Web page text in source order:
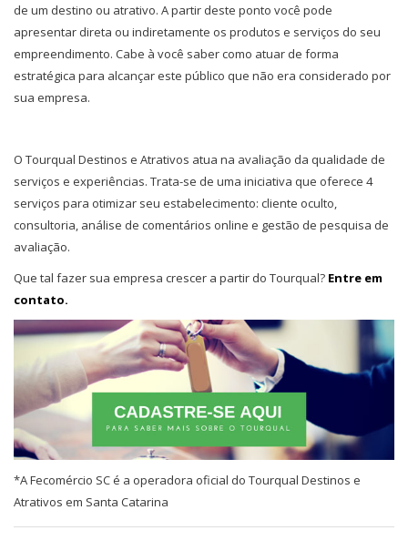
de um destino ou atrativo. A partir deste ponto você pode
apresentar direta ou indiretamente os produtos e serviços do seu
empreendimento. Cabe à você saber como atuar de forma
estratégica para alcançar este público que não era considerado por
sua empresa.
O Tourqual Destinos e Atrativos atua na avaliação da qualidade de
serviços e experiências. Trata-se de uma iniciativa que oferece 4
serviços para otimizar seu estabelecimento: cliente oculto,
consultoria, análise de comentários online e gestão de pesquisa de
avaliação.
Que tal fazer sua empresa crescer a partir do Tourqual? Entre em
contato.
*A Fecomércio SC é a operadora oficial do Tourqual Destinos e
Atrativos em Santa Catarina